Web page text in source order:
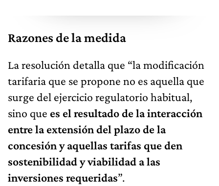
Razones de la medida
La resolución detalla que “la modificación
tarifaria que se propone no es aquella que
surge del ejercicio regulatorio habitual,
sino que es el resultado de la interacción
entre la extensión del plazo de la
concesión y aquellas tarifas que den
sostenibilidad y viabilidad a las
inversiones requeridas”.